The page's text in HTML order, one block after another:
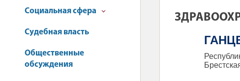
Социальная сфера
Судебная власть
Общественные
обсуждения